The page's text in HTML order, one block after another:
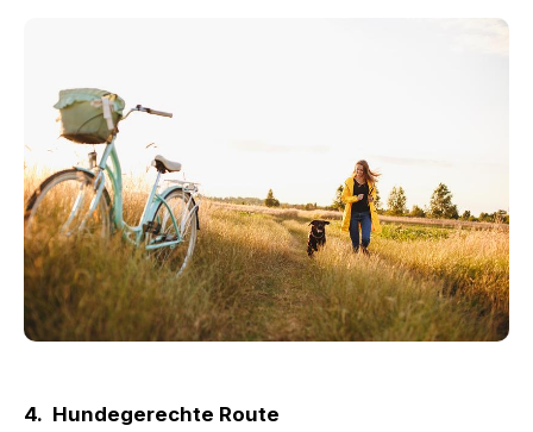
4. Hundegerechte Route